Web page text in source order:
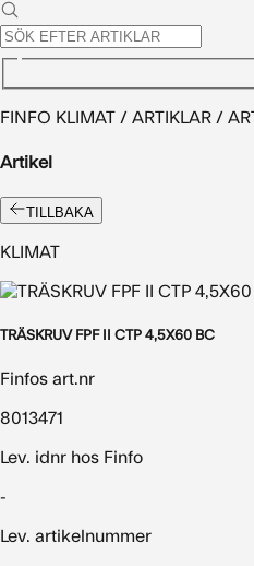
FINFO KLIMAT / ARTIKLAR /
Artikel
TILLBAKA
KLIMAT
TRÄSKRUV FPF II CTP 4,5X60 BC
Finfos art.nr
8013471
Lev. idnr hos Finfo
-
Lev. artikelnummer